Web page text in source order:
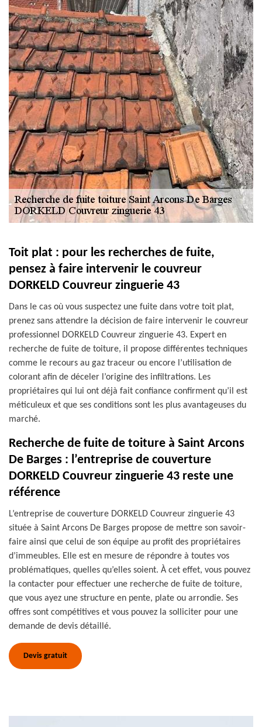
Toit plat : pour les recherches de fuite,
pensez à faire intervenir le couvreur
DORKELD Couvreur zinguerie 43
Dans le cas où vous suspectez une fuite dans votre toit plat,
prenez sans attendre la décision de faire intervenir le couvreur
professionnel DORKELD Couvreur zinguerie 43. Expert en
recherche de fuite de toiture, il propose différentes techniques
comme le recours au gaz traceur ou encore l’utilisation de
colorant afin de déceler l’origine des infiltrations. Les
propriétaires qui lui ont déjà fait confiance confirment qu’il est
méticuleux et que ses conditions sont les plus avantageuses du
marché.
Recherche de fuite de toiture à Saint Arcons
De Barges : l’entreprise de couverture
DORKELD Couvreur zinguerie 43 reste une
référence
L’entreprise de couverture DORKELD Couvreur zinguerie 43
située à Saint Arcons De Barges propose de mettre son savoir-
faire ainsi que celui de son équipe au profit des propriétaires
d’immeubles. Elle est en mesure de répondre à toutes vos
problématiques, quelles qu’elles soient. À cet effet, vous pouvez
la contacter pour effectuer une recherche de fuite de toiture,
que vous ayez une structure en pente, plate ou arrondie. Ses
offres sont compétitives et vous pouvez la solliciter pour une
demande de devis détaillé.
Devis gratuit